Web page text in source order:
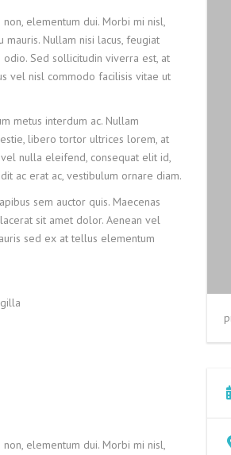
elementum dui. Morbi mi nisl,
Nullam nisi lacus, feugiat
Sed sollicitudin viverra est, at
vel nisl commodo facilisis vitae ut
metus interdum ac. Nullam
libero tortor ultrices lorem, at
nulla eleifend, consequat elit id,
ac erat ac, vestibulum ornare diam.
sem auctor quis. Maecenas
sit amet dolor. Aenean vel
sed ex at tellus elementum
elementum dui. Morbi mi nisl,